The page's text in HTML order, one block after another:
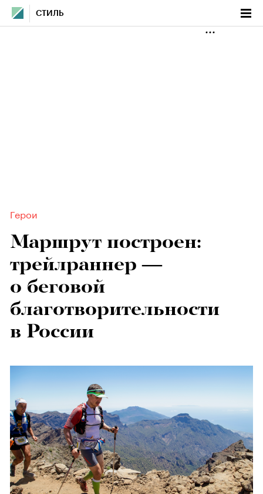
СТИЛЬ
Герои
Маршрут построен:
трейлраннер —
о беговой
благотворительности
в России